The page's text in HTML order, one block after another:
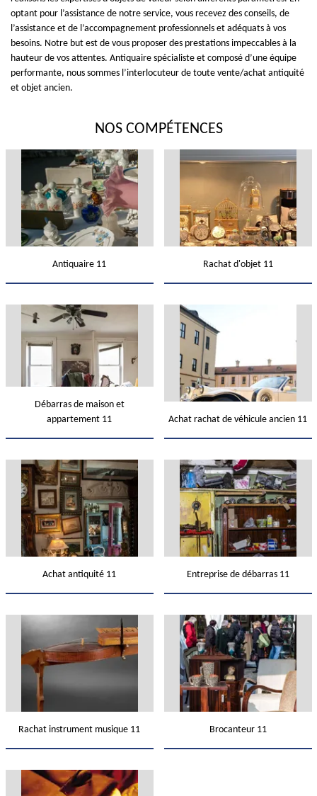
optant pour l’assistance de notre service, vous recevez des conseils, de
l’assistance et de l’accompagnement professionnels et adéquats à vos
besoins. Notre but est de vous proposer des prestations impeccables à la
hauteur de vos attentes. Antiquaire spécialiste et composé d’une équipe
performante, nous sommes l’interlocuteur de toute vente/achat antiquité
et objet ancien.
NOS COMPÉTENCES
Antiquaire 11 Rachat d'objet 11
Débarras de maison et
appartement 11
Achat rachat de véhicule ancien 11
Achat antiquité 11 Entreprise de débarras 11
Rachat instrument musique 11 Brocanteur 11